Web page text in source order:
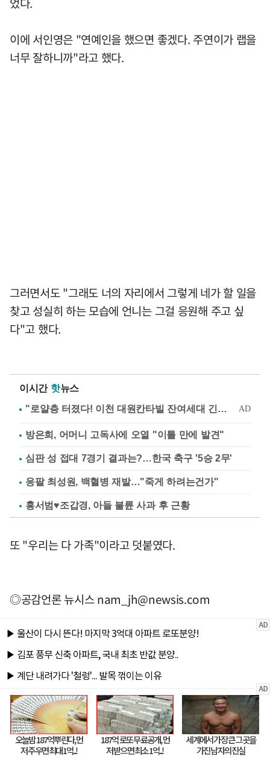
이에 서인영은 "연예인을 했으면 좋겠다. 주연이가 랩을
너무 잘하니까"라고 했다.
그러면서도 "그래도 너의 자리에서 그렇게 네가 할 일을
찾고 성실히 하는 모습에 언니는 그걸 응원해 주고 싶
다"고 했다.
이시간 핫뉴스
방은희, 어머니 고독사에 오열 "이틀 만에 발견"
심판 성 접대 7경기 결과는?…한국 축구 '5승 2무'
응팔 최성원, 백혈병 재발…"죽게 하려는건가"
홍서범♥조갑경, 아들 불륜 사과 후 근황
또 "우리는 다 가족"이라고 덧붙였다.
◎공감언론 뉴시스nam_jh@newsis.com